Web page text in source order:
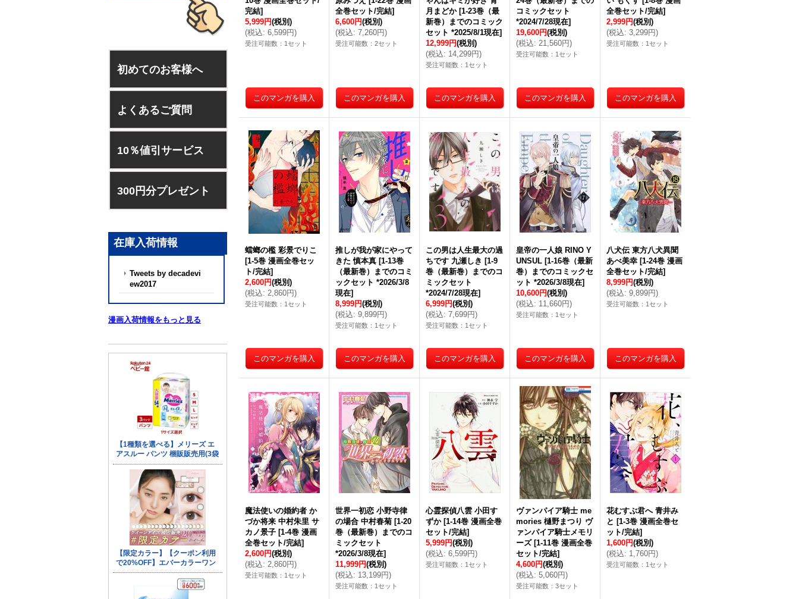
初めてのお客様へ
よくあるご質問
10％値引サービス
300円分プレゼント
在庫入荷情報
Tweets by decadevi
ew2017
漫画入荷情報をもっと見る
完結]
5,999円(税別)
(税込: 6,599円)
受注可能数：1セット
全巻セット/完結]
6,600円(税別)
(税込: 7,260円)
受注可能数：2セット
月まどか [1-23巻（最
新巻）までのコミック
セット *2025/8/1現在]
12,999円(税別)
(税込: 14,299円)
受注可能数：1セット
コミックセット
*2024/7/28現在]
19,600円(税別)
(税込: 21,560円)
受注可能数：1セット
全巻セット/完結]
2,999円(税別)
(税込: 3,299円)
受注可能数：1セット
蟷螂の檻 彩景でりこ
[1-5巻 漫画全巻セッ
ト/完結]
2,600円(税別)
(税込: 2,860円)
受注可能数：1セット
推しが我が家にやって
きた 慎本真 [1-13巻
（最新巻）までのコミ
ックセット *2026/3/8
現在]
8,999円(税別)
(税込: 9,899円)
受注可能数：1セット
この男は人生最大の過
ちです 九瀬しき [1-9
巻（最新巻）までのコ
ミックセット
*2024/7/28現在]
6,999円(税別)
(税込: 7,699円)
受注可能数：1セット
皇帝の一人娘 RINO Y
UNSUL [1-16巻（最新
巻）までのコミックセ
ット *2026/3/8現在]
10,600円(税別)
(税込: 11,660円)
受注可能数：1セット
八犬伝 東方八犬異聞
あべ美幸 [1-24巻 漫画
全巻セット/完結]
8,999円(税別)
(税込: 9,899円)
受注可能数：1セット
魔法使いの婚約者 か
づか将来 中村朱里 サ
カノ景子 [1-4巻 漫画
全巻セット/完結]
2,600円(税別)
(税込: 2,860円)
受注可能数：1セット
世界一初恋 小野寺律
の場合 中村春菊 [1-20
巻（最新巻）までのコ
ミックセット
*2026/3/8現在]
11,999円(税別)
(税込: 13,199円)
受注可能数：1セット
心霊探偵八雲 小田す
ずか [1-14巻 漫画全巻
セット/完結]
5,999円(税別)
(税込: 6,599円)
受注可能数：1セット
ヴァンパイア騎士 me
mories 樋野まつり ヴ
ァンパイア騎士メモリ
ーズ [1-11巻 漫画全巻
セット/完結]
4,600円(税別)
(税込: 5,060円)
受注可能数：3セット
花むすぶ君へ 青井み
と [1-3巻 漫画全巻セ
ット/完結]
1,600円(税別)
(税込: 1,760円)
受注可能数：1セット